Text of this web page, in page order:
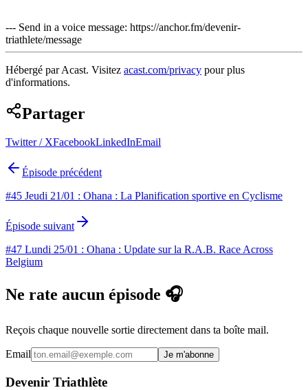
--- Send in a voice message: https://anchor.fm/devenir-
triathlete/message
Hébergé par Acast. Visitez acast.com/privacy pour plus
d'informations.
Partager
Twitter / XFacebookLinkedInEmail
Épisode précédent
#45 Jeudi 21/01 : Ohana : La Planification sportive en Cyclisme
Épisode suivant
#47 Lundi 25/01 : Ohana : Update sur la R.A.B. Race Across
Belgium
Ne rate aucun épisode 🎧
Reçois chaque nouvelle sortie directement dans ta boîte mail.
Email Je m'abonne
Devenir Triathlète